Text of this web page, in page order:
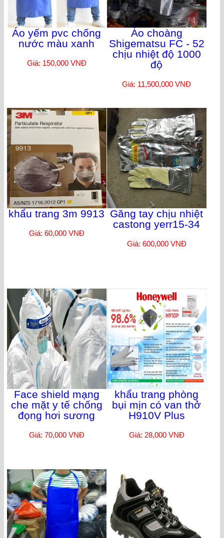
Áo yếm pvc chống
nước màu xanh
Giá: 150,000 VNĐ
Áo choàng
Shigematsu FC - 52
chịu nhiệt độ 1000
độ
Giá: 11,500,000 VNĐ
khẩu trang 3m 9913
Giá: 60,000 VNĐ
Găng tay chịu nhiệt
castong yerr15-34
Giá: 600,000 VNĐ
Face shield mạng
che mặt y tế chống
đọng hơi sương
Giá: 70,000 VNĐ
khẩu trang phòng
bụi mịn có van thở
H910V Plus
Giá: 28,000 VNĐ